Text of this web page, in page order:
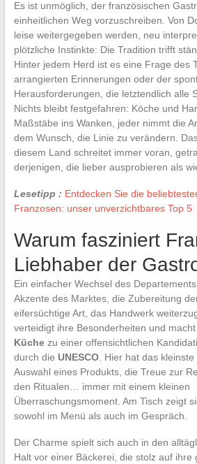
Es ist unmöglich, der französischen
einheitlichen Weg vorzuschreiben. Von
leise weitergegeben werden, neu
plötzliche Instinkte: Die Tradition trifft
Hinter jedem Herd ist es eine Frage des
arrangierten Erinnerungen oder der
Herausforderungen, die letztendlich alle
Nichts bleibt festgefahren: Köche und
Maßstäbe ins Wanken, jeder nimmt die
dem Wunsch, die Linie zu verändern.
diesem Land schreitet immer voran,
derjenigen, die lieber ausprobieren als
Lesetipp : Entdecken Sie die
Franzosen: unser unverzichtbares Top 5
Warum fasziniert
Liebhaber der
Ein einfacher Wechsel des
Akzente des Marktes, die Zubereitung
eifersüchtige Art, das Handwerk
verteidigt ihre Besonderheiten und macht
Küchezu einer offensichtlichen
durch die UNESCO. Hier hat das
Auswahl eines Produkts, die Treue zur
den Ritualen… immer mit einem kleinen
Überraschungsmoment. Am Tisch zeigt
sowohl im Menü als auch im Gespräch.
Der Charme spielt sich auch in den
Halt vor einer Bäckerei, die stolz auf ihre